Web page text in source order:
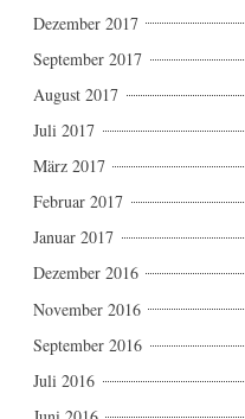
Dezember 2017
September 2017
August 2017
Juli 2017
März 2017
Februar 2017
Januar 2017
Dezember 2016
November 2016
September 2016
Juli 2016